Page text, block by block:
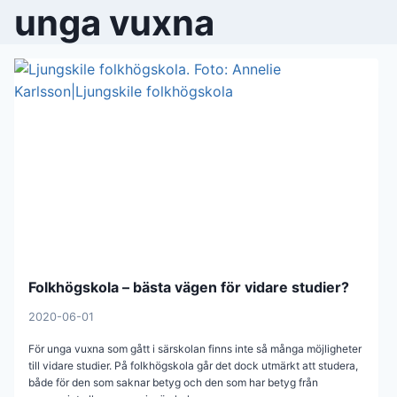
unga vuxna
Folkhögskola – bästa vägen för vidare studier?
2020-06-01
För unga vuxna som gått i särskolan finns inte så många möjligheter
till vidare studier. På folkhögskola går det dock utmärkt att studera,
både för den som saknar betyg och den som har betyg från